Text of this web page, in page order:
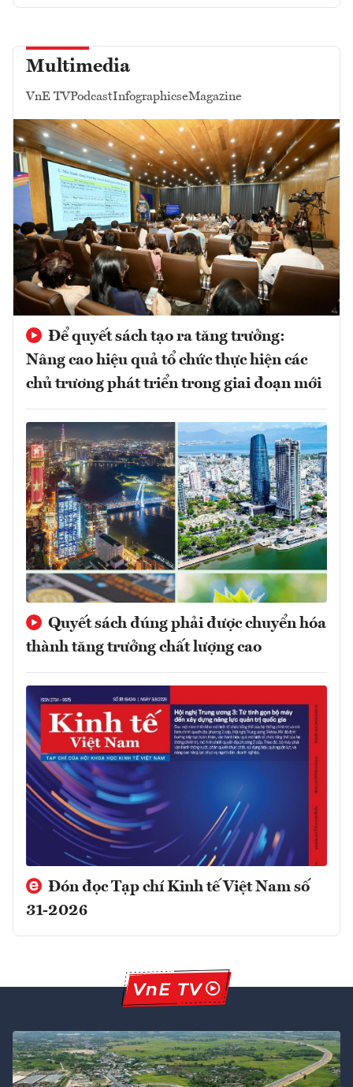
Multimedia
VnE TVPodcastInfographicseMagazine
Để quyết sách tạo ra tăng trưởng:
Nâng cao hiệu quả tổ chức thực hiện các
chủ trương phát triển trong giai đoạn mới
Quyết sách đúng phải được chuyển hóa
thành tăng trưởng chất lượng cao
Đón đọc Tạp chí Kinh tế Việt Nam số
31-2026